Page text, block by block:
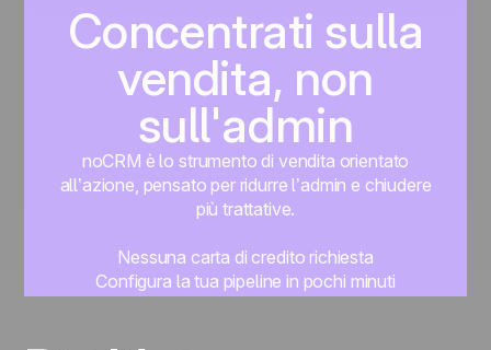
Concentrati sulla
vendita, non
sull'admin
noCRM è lo strumento di vendita orientato
all’azione, pensato per ridurre l’admin e chiudere
più trattative.
Nessuna carta di credito richiesta
Configura la tua pipeline in pochi minuti